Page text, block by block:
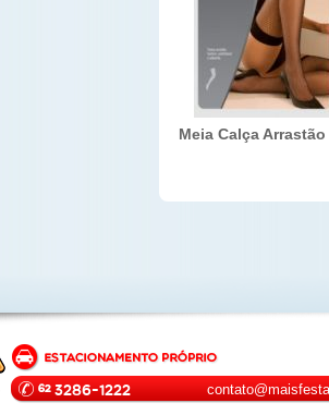
Meia Calça Arrastão
3286-1222